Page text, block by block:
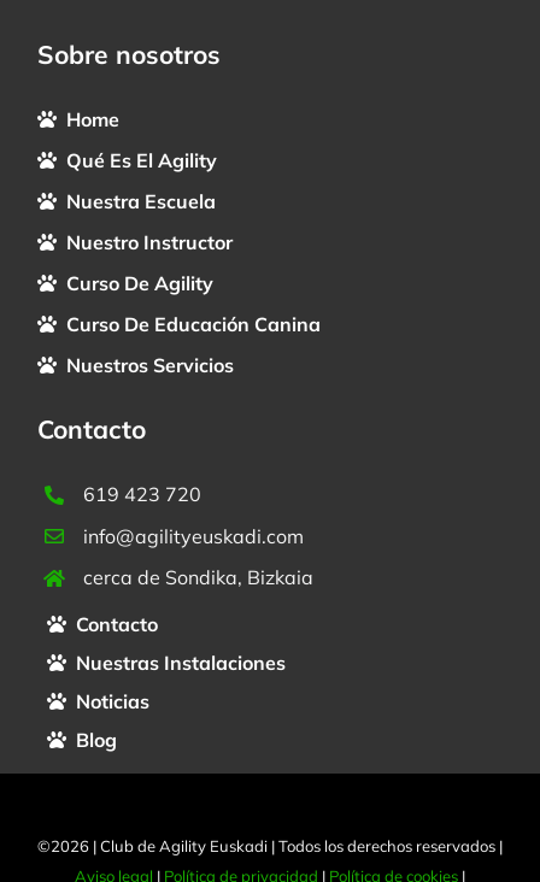
Sobre nosotros
Home
Qué Es El Agility
Nuestra Escuela
Nuestro Instructor
Curso De Agility
Curso De Educación Canina
Nuestros Servicios
Contacto
619 423 720
info@agilityeuskadi.com
cerca de Sondika, Bizkaia
Contacto
Nuestras Instalaciones
Noticias
Blog
©2026 | Club de Agility Euskadi | Todos los derechos reservados |
Aviso legal | Política de privacidad | Política de cookies |